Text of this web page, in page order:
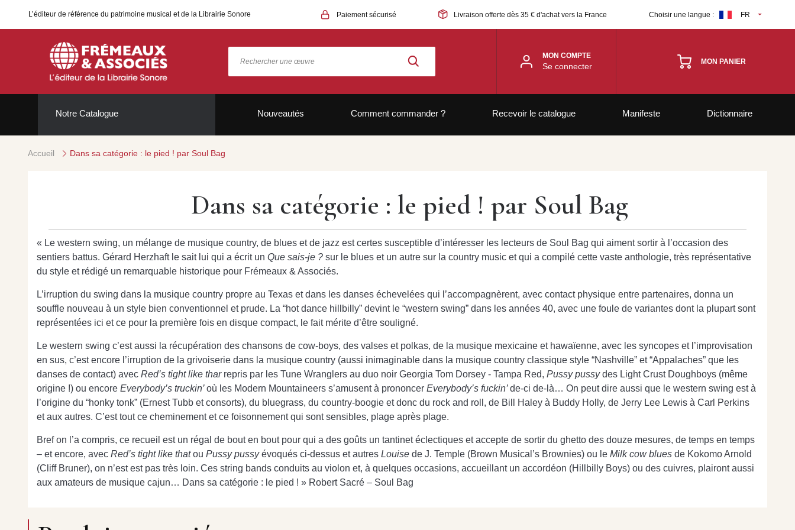
L’éditeur de référence du patrimoine musical et de la Librairie Sonore Paiement sécurisé Livraison offerte dès 35 € d'achat vers la France Choisir une langue : FR
MON COMPTE
Se connecter MON PANIER
Notre Catalogue Nouveautés Comment commander ? Recevoir le catalogue Manifeste Dictionnaire
Accueil Dans sa catégorie : le pied ! par Soul Bag
Dans sa catégorie : le pied ! par Soul Bag
« Le western swing, un mélange de musique country, de blues et de jazz est certes susceptible d’intéresser les lecteurs de Soul Bag qui aiment sortir à l’occasion des
sentiers battus. Gérard Herzhaft le sait lui qui a écrit un Que sais-je ? sur le blues et un autre sur la country music et qui a compilé cette vaste anthologie, très représentative
du style et rédigé un remarquable historique pour Frémeaux & Associés.
L’irruption du swing dans la musique country propre au Texas et dans les danses échevelées qui l’accompagnèrent, avec contact physique entre partenaires, donna un
souffle nouveau à un style bien conventionnel et prude. La “hot dance hillbilly” devint le “western swing” dans les années 40, avec une foule de variantes dont la plupart sont
représentées ici et ce pour la première fois en disque compact, le fait mérite d’être souligné.
Le western swing c’est aussi la récupération des chansons de cow-boys, des valses et polkas, de la musique mexicaine et hawaïenne, avec les syncopes et l’improvisation
en sus, c’est encore l’irruption de la grivoiserie dans la musique country (aussi inimaginable dans la musique country classique style “Nashville” et “Appalaches” que les
danses de contact) avec Red’s tight like thar repris par les Tune Wranglers au duo noir Georgia Tom Dorsey - Tampa Red, Pussy pussydes Light Crust Doughboys (même
origine !) ou encore Everybody’s truckin’où les Modern Mountaineers s’amusent à prononcer Everybody’s fuckin’de-ci de-là… On peut dire aussi que le western swing est à
l’origine du “honky tonk” (Ernest Tubb et consorts), du bluegrass, du country-boogie et donc du rock and roll, de Bill Haley à Buddy Holly, de Jerry Lee Lewis à Carl Perkins
et aux autres. C’est tout ce cheminement et ce foisonnement qui sont sensibles, plage après plage.
Bref on l’a compris, ce recueil est un régal de bout en bout pour qui a des goûts un tantinet éclectiques et accepte de sortir du ghetto des douze mesures, de temps en temps
– et encore, avec Red’s tight like thatou Pussy pussyévoqués ci-dessus et autres Louise de J. Temple (Brown Musical’s Brownies) ou le Milk cow blues de Kokomo Arnold
(Cliff Bruner), on n’est est pas très loin. Ces string bands conduits au violon et, à quelques occasions, accueillant un accordéon (Hillbilly Boys) ou des cuivres, plairont aussi
aux amateurs de musique cajun… Dans sa catégorie : le pied ! » Robert Sacré – Soul Bag